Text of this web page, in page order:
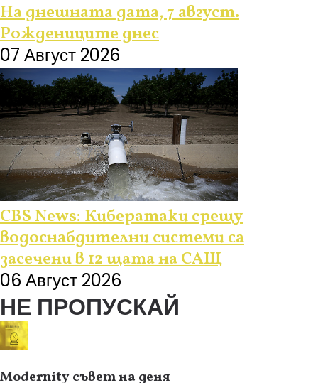
На днешната дата, 7 август.
Рождениците днес
07 Август 2026
CBS News: Кибератаки срещу
водоснабдителни системи са
засечени в 12 щата на САЩ
06 Август 2026
НЕ ПРОПУСКАЙ
Modernity съвет на деня